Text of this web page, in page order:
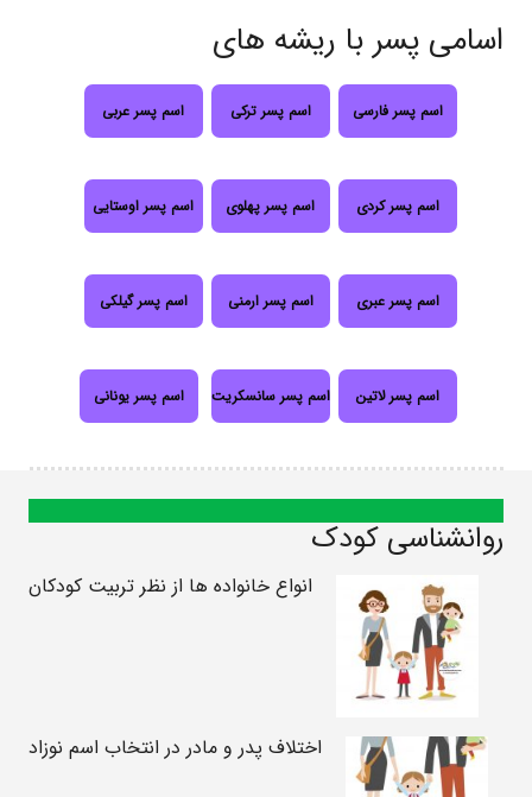
اسامی پسر با ریشه های
اسم پسر فارسی اسم پسر ترکی اسم پسر عربی
اسم پسر کردی اسم پسر پهلوی اسم پسر اوستایی
اسم پسر عبری اسم پسر ارمنی اسم پسر گیلکی
اسم پسر لاتین اسم پسر سانسکریت اسم پسر یونانی
روانشناسی کودک
انواع خانواده ها از نظر تربیت کودکان
اختلاف پدر و مادر در انتخاب اسم نوزاد